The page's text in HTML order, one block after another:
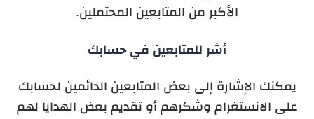
الأكبر من المتابعين المحتملين.
أشر للمتابعين في حسابك
يمكنك الإشارة إلى بعض المتابعين الدائمين لحسابك
على الانستغرام وشكرهم أو تقديم بعض الهدايا لهم